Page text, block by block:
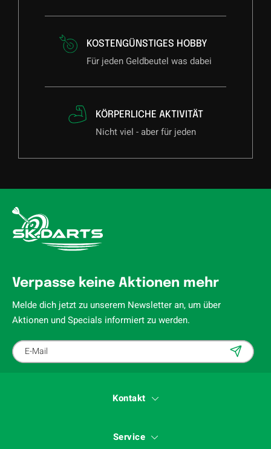
KOSTENGÜNSTIGES HOBBY
Für jeden Geldbeutel was dabei
KÖRPERLICHE AKTIVITÄT
Nicht viel - aber für jeden
Verpasse keine Aktionen mehr
Melde dich jetzt zu unserem Newsletter an, um über
Aktionen und Specials informiert zu werden.
Kontakt
Service